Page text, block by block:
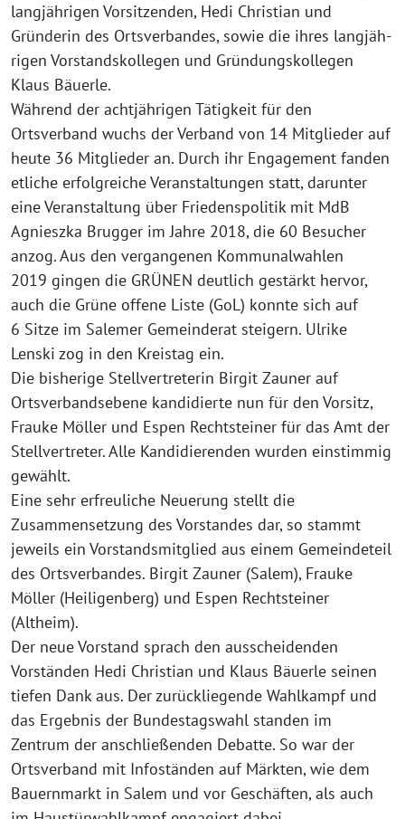
lang­jäh­ri­gen Vorsitzenden, Hedi Christian und
Gründerin des Ortsverbandes, sowie die ihres lang­jäh­
ri­gen Vorstandskollegen und Gründungskollegen
Klaus Bäuerle.
Während der acht­jäh­ri­gen Tätigkeit für den
Ortsverband wuchs der Verband von 14 Mitglieder auf
heu­te 36 Mitglieder an. Durch ihr Engagement fan­den
etli­che erfolg­rei­che Veranstaltungen statt, dar­un­ter
eine Veranstaltung über Friedenspolitik mit MdB
Agnieszka Brugger im Jahre 2018, die 60 Besucher
anzog. Aus den ver­gan­ge­nen Kommunalwahlen
2019 gin­gen die GRÜNEN deut­lich gestärkt her­vor,
auch die Grüne offe­ne Liste (GoL) konn­te sich auf
6 Sitze im Salemer Gemeinderat stei­gern. Ulrike
Lenski zog in den Kreistag ein.
Die bis­he­ri­ge Stellvertreterin Birgit Zauner auf
Ortsverbandsebene kan­di­dier­te nun für den Vorsitz,
Frauke Möller und Espen Rechtsteiner für das Amt der
Stellvertreter. Alle Kandidierenden wur­den ein­stim­mig
gewählt.
Eine sehr erfreu­li­che Neuerung stellt die
Zusammensetzung des Vorstandes dar, so stammt
jeweils ein Vorstandsmitglied aus einem Gemeindeteil
des Ortsverbandes. Birgit Zauner (Salem), Frauke
Möller (Heiligenberg) und Espen Rechtsteiner
(Altheim).
Der neue Vorstand sprach den aus­schei­den­den
Vorständen Hedi Christian und Klaus Bäuerle sei­nen
tie­fen Dank aus. Der zurück­lie­gen­de Wahlkampf und
das Ergebnis der Bundestagswahl stan­den im
Zentrum der anschlie­ßen­den Debatte. So war der
Ortsverband mit Infoständen auf Märkten, wie dem
Bauernmarkt in Salem und vor Geschäften, als auch